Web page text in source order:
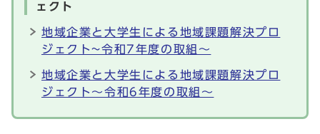
ェクト
地域企業と大学生による地域課題解決プロ
ジェクト~令和7年度の取組～
地域企業と大学生による地域課題解決プロ
ジェクト～令和6年度の取組～